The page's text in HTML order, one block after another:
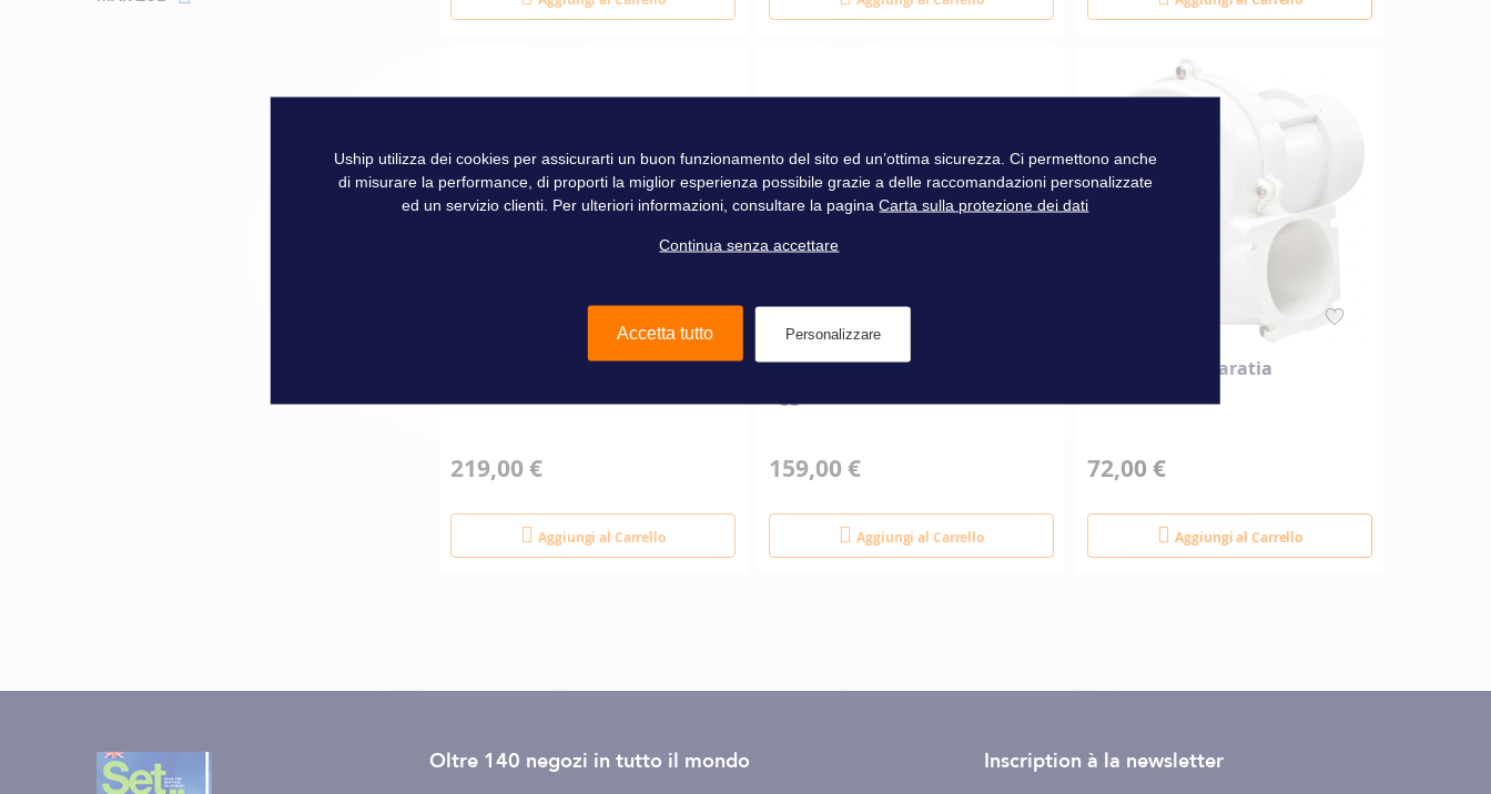
Schiuma insonorizzante
219,00 €
Aggiungi al Carrello
Schiuma insonorizzante
159,00 €
Aggiungi al Carrello
Ventilatore a paratia
72,00 €
Aggiungi al Carrello
Oltre 140 negozi in tutto il mondo
Inscription à la newsletter
Uship utilizza dei cookies per assicurarti un buon funzionamento del sito ed un’ottima sicurezza. Ci permettono anche
di misurare la performance, di proporti la miglior esperienza possibile grazie a delle raccomandazioni personalizzate
ed un servizio clienti. Per ulteriori informazioni, consultare la paginaCarta sulla protezione dei dati
Continua senza accettare
Accetta tutto Personalizzare